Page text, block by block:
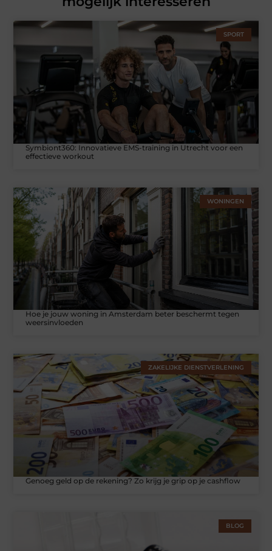
SPORT
Symbiont360: Innovatieve EMS-training in Utrecht voor een
effectieve workout
WONINGEN
Hoe je jouw woning in Amsterdam beter beschermt tegen
weersinvloeden
ZAKELIJKE DIENSTVERLENING
Genoeg geld op de rekening? Zo krijg je grip op je cashflow
BLOG